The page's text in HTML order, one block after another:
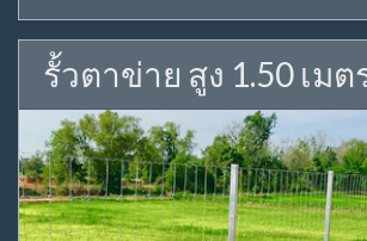
รั้วตาข่าย สูง 1.50 เม